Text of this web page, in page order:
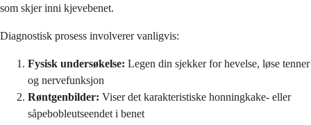
som skjer inni kjevebenet.
Diagnostisk prosess involverer vanligvis:
Fysisk undersøkelse: Legen din sjekker for hevelse, løse tenner
og nervefunksjon
Røntgenbilder: Viser det karakteristiske honningkake- eller
såpebobleutseendet i benet